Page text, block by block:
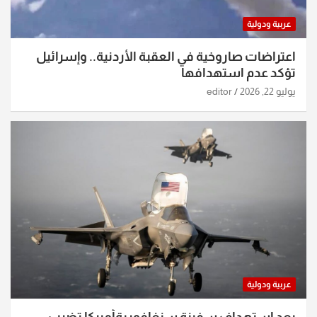
عربية ودولية
اعتراضات صاروخية في العقبة الأردنية.. وإسرائيل
تؤكد عدم استهدافها
يوليو 22, 2026 editor
عربية ودولية